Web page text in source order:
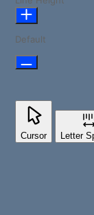
Default
Cursor Letter